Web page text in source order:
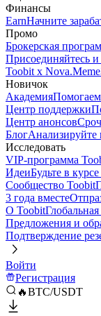
Финансы
EarnНачните
Промо
Брокерская
Присоединяйтесь и
Toobit x Nova.Meme
Новичок
Академия
Центр поддержки
Центр анонсов
БлогАнализируйте
Исследовать
VIP-программа
ИдеиБудьте в
Сообщество Toobit
3 года вместе
О Toobit
Предложения и
Подтверждение
Войти
Регистрация
🔥BTC/USDT